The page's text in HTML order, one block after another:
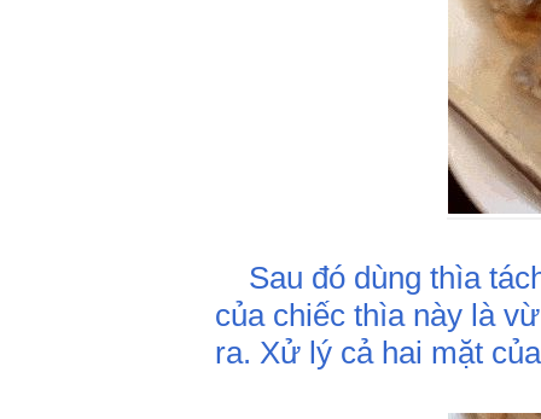
Sau đó dùng thìa
của chiếc thìa này là
ra. Xử lý cả hai mặt